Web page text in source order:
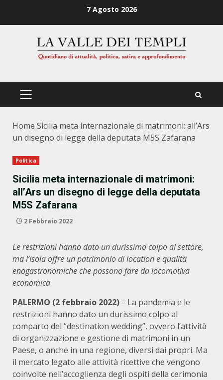
7 Agosto 2026
PRIMÄRES
Home Sicilia meta internazionale di matrimoni: all’Ars
un disegno di legge della deputata M5S Zafarana
Politica
Sicilia meta internazionale di matrimoni:
all’Ars un disegno di legge della deputata
M5S Zafarana
2 Febbraio 2022
Le restrizioni hanno dato un durissimo colpo al settore,
ma l’Isola offre un patrimonio di location e qualità
enogastronomiche che possono fare da locomotiva
economica
PALERMO (2 febbraio 2022)– La pandemia e le
restrizioni hanno dato un durissimo colpo al
comparto del “destination wedding”, ovvero l’attività
di organizzazione e gestione di matrimoni in un
Paese, o anche in una regione, diversi dai propri. Ma
il mercato legato alle attività ricettive che vengono
coinvolte nell’accoglienza degli ospiti della cerimonia